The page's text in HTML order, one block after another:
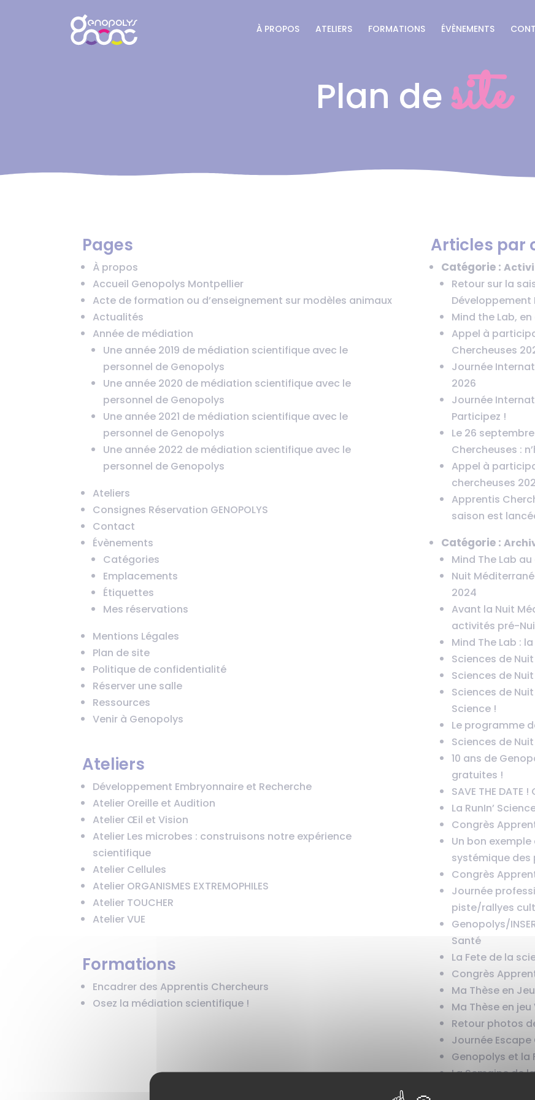
À PROPOS ATELIERS FORMATIONS ÉVÈNEMENTS
Plan desite
Pages
À propos
Accueil Genopolys Montpellier
Acte de formation ou d’enseignement sur modèles animaux
Actualités
Année de médiation
Une année 2019 de médiation scientifique avec le
personnel de Genopolys
Une année 2020 de médiation scientifique avec le
personnel de Genopolys
Une année 2021 de médiation scientifique avec le
personnel de Genopolys
Une année 2022 de médiation scientifique avec le
personnel de Genopolys
Ateliers
Consignes Réservation GENOPOLYS
Contact
Évènements
Catégories
Emplacements
Étiquettes
Mes réservations
Mentions Légales
Plan de site
Politique de confidentialité
Réserver une salle
Ressources
Venir à Genopolys
Ateliers
Développement Embryonnaire et Recherche
Atelier Oreille et Audition
Atelier Œil et Vision
Atelier Les microbes : construisons notre expérience
scientifique
Atelier Cellules
Atelier ORGANISMES EXTREMOPHILES
Atelier TOUCHER
Atelier VUE
Formations
Encadrer des Apprentis Chercheurs
Osez la médiation scientifique !
Articles par
Catégorie :
Retour sur la
Développement
Mind the Lab,
Appel à
Chercheuses
Journée
2026
Journée
Participez !
Le 26
Chercheuses :
Appel à
chercheuses
Apprentis
saison est
Catégorie :
Mind The Lab
Nuit
2024
Avant la Nuit
activités pré-
Mind The Lab :
Sciences de
Sciences de
Sciences de
Science !
Le programme
Sciences de Nuit
10 ans de
gratuites !
SAVE THE
La RunIn’
Congrès
Un bon
systémique des
Congrès
Journée
piste/rallyes
Genopolys/
Santé
La Fete de la
Congrès
Ma Thèse en
Ma Thèse en jeu
Retour photos
Journée
Genopolys et la
La Semaine de